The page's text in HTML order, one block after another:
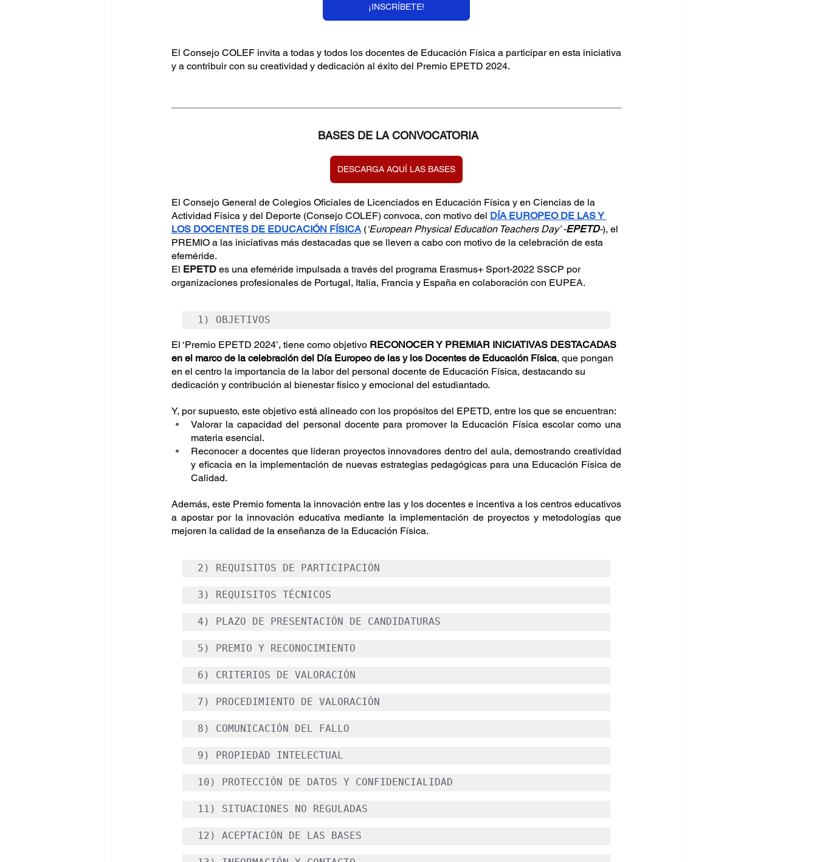
¡INSCRÍBETE!
El Consejo COLEF invita a todas y todos los docentes de Educación Física a participar en esta iniciativa
y a contribuir con su creatividad y dedicación al éxito del Premio EPETD 2024.
BASES DE LA CONVOCATORIA
DESCARGA AQUÍ LAS BASES
El Consejo General de Colegios Oficiales de Licenciados en Educación Física y en Ciencias de la
Actividad Física y del Deporte (Consejo COLEF) convoca, con motivo del DÍA EUROPEO DE LAS Y
LOS DOCENTES DE EDUCACIÓN FÍSICA (‘European Physical Education Teachers Day’ -EPETD-), el
PREMIO a las iniciativas más destacadas que se lleven a cabo con motivo de la celebración de esta
efeméride.
El EPETD es una efeméride impulsada a través del programa Erasmus+ Sport-2022 SSCP por
organizaciones profesionales de Portugal, Italia, Francia y España en colaboración con EUPEA.
1) OBJETIVOS
El ‘Premio EPETD 2024’, tiene como objetivo RECONOCER Y PREMIAR INICIATIVAS DESTACADAS
en el marco de la celebración del Día Europeo de las y los Docentes de Educación Física, que pongan
en el centro la importancia de la labor del personal docente de Educación Física, destacando su
dedicación y contribución al bienestar físico y emocional del estudiantado.
Y, por supuesto, este objetivo está alineado con los propósitos del EPETD, entre los que se encuentran:
Valorar la capacidad del personal docente para promover la Educación Física escolar como una
materia esencial.
Reconocer a docentes que lideran proyectos innovadores dentro del aula, demostrando creatividad
y eficacia en la implementación de nuevas estrategias pedagógicas para una Educación Física de
Calidad.
Además, este Premio fomenta la innovación entre las y los docentes e incentiva a los centros educativos
a apostar por la innovación educativa mediante la implementación de proyectos y metodologías que
mejoren la calidad de la enseñanza de la Educación Física.
2) REQUISITOS DE PARTICIPACIÓN
3) REQUISITOS TÉCNICOS
4) PLAZO DE PRESENTACIÓN DE CANDIDATURAS
5) PREMIO Y RECONOCIMIENTO
6) CRITERIOS DE VALORACIÓN
7) PROCEDIMIENTO DE VALORACIÓN
8) COMUNICACIÓN DEL FALLO
9) PROPIEDAD INTELECTUAL
10) PROTECCIÓN DE DATOS Y CONFIDENCIALIDAD
11) SITUACIONES NO REGULADAS
12) ACEPTACIÓN DE LAS BASES